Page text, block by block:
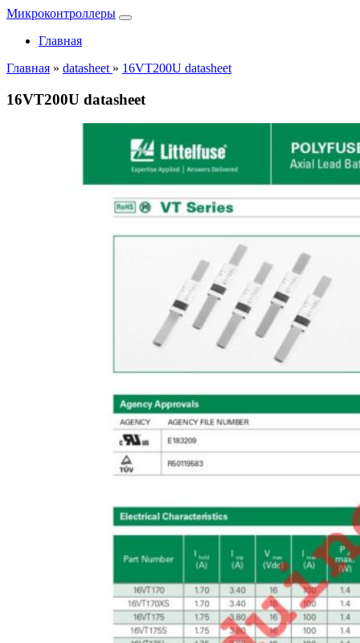
Микроконтроллеры
Главная
Главная » datasheet » 16VT200U datasheet
16VT200U datasheet